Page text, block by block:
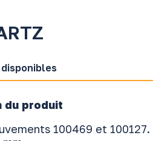
du produit
100469 et